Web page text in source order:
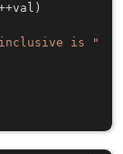
val )
inclusive is "